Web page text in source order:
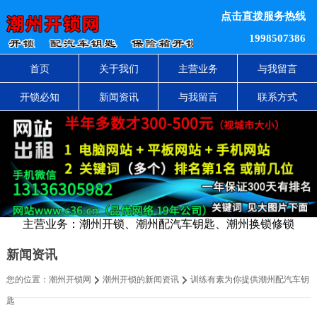
点击直拨服务热线
1998507386
首页 关于我们 主营业务 与我留言
开锁必知 新闻资讯 与我留言 联系方式
主营业务：潮州开锁、潮州配汽车钥匙、潮州换锁修锁
新闻资讯
您的位置： 潮州开锁网 潮州开锁的新闻资讯 训练有素为你提供潮州配汽车钥
匙